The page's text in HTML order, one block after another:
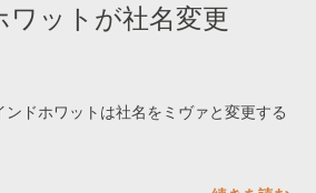
ワットが社名変更
ドホワットは社名をミヴァと変更する